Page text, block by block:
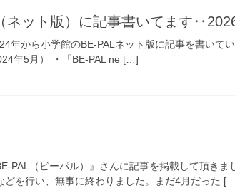
ネット版）に記事書いてます
年から小学館のBE-PALネット版に記事を書いて
年5月） ・「BE-PAL ne […]
PAL（ビーパル）』さんに記事を掲載して頂き
どを行い、無事に終わりました。まだ4月だった